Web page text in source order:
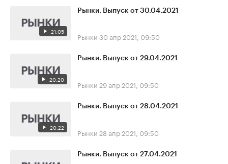
21:05
Рынки. Выпуск от 30.04.2021
Рынки 30 апр 2021, 09:50
20:20
Рынки. Выпуск от 29.04.2021
Рынки 29 апр 2021, 09:50
20:22
Рынки. Выпуск от 28.04.2021
Рынки 28 апр 2021, 09:50
Рынки. Выпуск от 27.04.2021